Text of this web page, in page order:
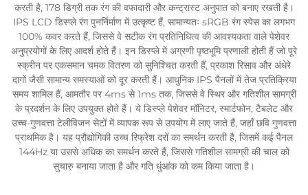
करती है, 178 डिग्री तक रंग की वफादारी और कन्ट्रास्ट अनुपात को बनाए रखती है।
IPS LCD डिस्प्ले रंग पुनर्निर्माण में उत्कृष्ट हैं, सामान्यतः sRGB रंग स्पेस का लगभग
100% कवर करते हैं, जिससे वे सटीक रंग प्रतिनिधित्व की आवश्यकता वाले पेशेवर
अनुप्रयोगों के लिए आदर्श होते हैं। इन डिस्प्ले में अग्रणी पृष्ठभूमि प्रणाली होती हैं जो पूरे
स्क्रीन पर एकसमान चमक वितरण को सुनिश्चित करती हैं, प्रकाश रिसाव और अंधेरे
दागों जैसी सामान्य समस्याओं को दूर करती हैं। आधुनिक IPS पैनलों में तेज प्रतिक्रिया
समय शामिल हैं, आमतौर पर 4ms से 1ms तक, जिससे वे स्थिर और गतिशील सामग्री
के प्रदर्शन के लिए उपयुक्त होते हैं। ये डिस्प्ले पेशेवर मॉनिटर, स्मार्टफोन, टैबलेट और
उच्च-गुणवत्ता टेलीविजन सेटों में व्यापक रूप से उपयोग में लाए जाते हैं, जहाँ छवि गुणवत्ता
प्राथमिक है। यह प्रौद्योगिकी उच्च रिफ्रेश दरों का समर्थन करती है, जिसमें कई पैनल
144Hz या उससे अधिक का समर्थन करते हैं, जिससे गतिशील सामग्री की चाल को
सुचारु बनाया जाता है और गति धुंआंक को कम किया जाता है।